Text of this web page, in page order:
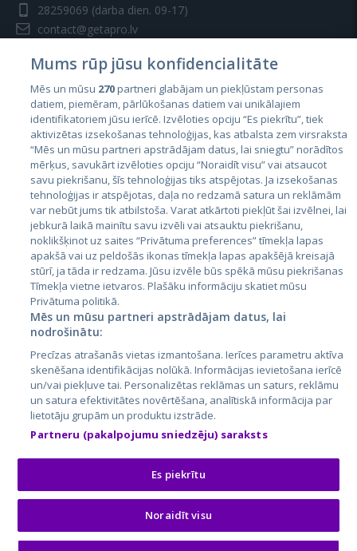
28259069 (darba dien. 09-17)
contact@getapro.lv
Valstis
Igaunija
Latvija
Lietuva
City24.lv
City24.ee
GetaPro.lv
GetaPro.ee
Skelbiu.lt
Autoplius.lt
Aruodas.lt
CVbankas.lt
Kainos.lt
Paslaugos.lt
auto24.ee
Osta.ee
KuldneBörs.ee
© 2026 GetaPro. Visas tiesības aizsargātas.
Mums rūp jūsu konfidencialitāte
Mēs un mūsu 270partneri glabājam un piekļūstam personas
datiem, piemēram, pārlūkošanas datiem vai unikālajiem
identifikatoriem jūsu ierīcē. Izvēloties opciju “Es piekrītu”, tiek
aktivizētas izsekošanas tehnoloģijas, kas atbalsta zem virsraksta
“Mēs un mūsu partneri apstrādājam datus, lai sniegtu” norādītos
mērķus, savukārt izvēloties opciju “Noraidīt visu” vai atsaucot
savu piekrišanu, šīs tehnoloģijas tiks atspējotas. Ja izsekošanas
tehnoloģijas ir atspējotas, daļa no redzamā satura un reklāmām
var nebūt jums tik atbilstoša. Varat atkārtoti piekļūt šai izvēlnei, lai
jebkurā laikā mainītu savu izvēli vai atsauktu piekrišanu,
noklikšķinot uz saites “Privātuma preferences” tīmekļa lapas
apakšā vai uz peldošās ikonas tīmekļa lapas apakšējā kreisajā
stūrī, ja tāda ir redzama. Jūsu izvēle būs spēkā mūsu piekrišanas
Tīmekļa vietne ietvaros. Plašāku informāciju skatiet mūsu
Privātuma politikā.
Mēs un mūsu partneri apstrādājam datus, lai
nodrošinātu:
Precīzas atrašanās vietas izmantošana. Ierīces parametru aktīva
skenēšana identifikācijas nolūkā. Informācijas ievietošana ierīcē
un/vai piekļuve tai. Personalizētas reklāmas un saturs, reklāmu
un satura efektivitātes novērtēšana, analītiskā informācija par
lietotāju grupām un produktu izstrāde.
Partneru (pakalpojumu sniedzēju) saraksts
Es piekrītu
Noraidīt visu